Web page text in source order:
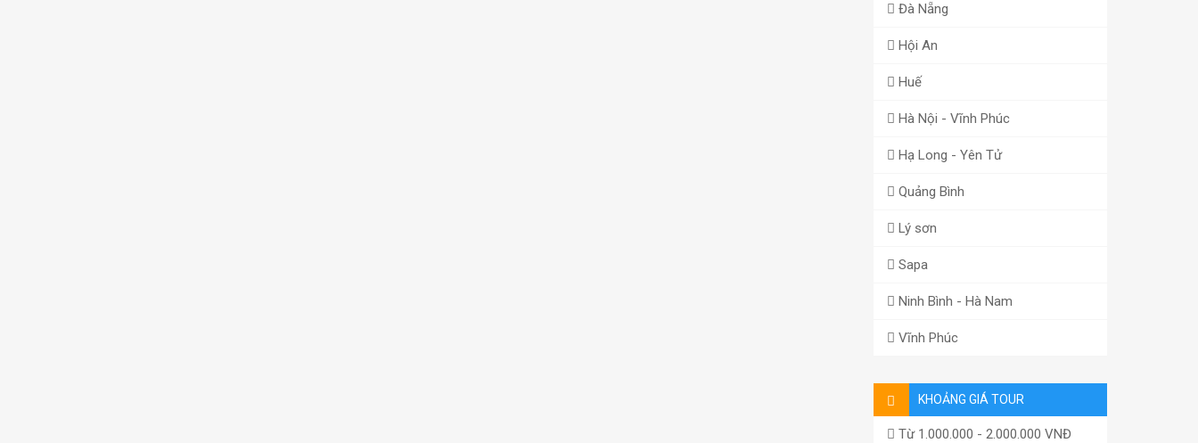
Đà Nẵng
Hội An
Huế
Hà Nội - Vĩnh Phúc
Hạ Long - Yên Tử
Quảng Bình
Lý sơn
Sapa
Ninh Bình - Hà Nam
Vĩnh Phúc
KHOẢNG GIÁ TOUR
Từ 1.000.000 - 2.000.000 VNĐ